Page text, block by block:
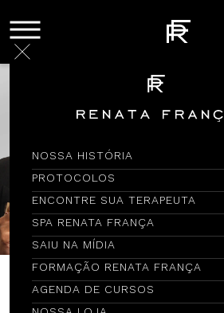
NOSSA HISTÓRIA
PROTOCOLOS
ENCONTRE SUA TERAPEUTA
SPA RENATA FRANÇA
SAIU NA MÍDIA
FORMAÇÃO RENATA FRANÇA
AGENDA DE CURSOS